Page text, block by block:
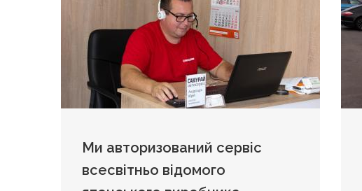
Ми авторизований сервіс
всесвітньо відомого